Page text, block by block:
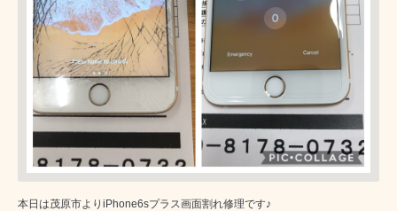
本日は茂原市よりiPhone6sプラス画面割れ修理です♪